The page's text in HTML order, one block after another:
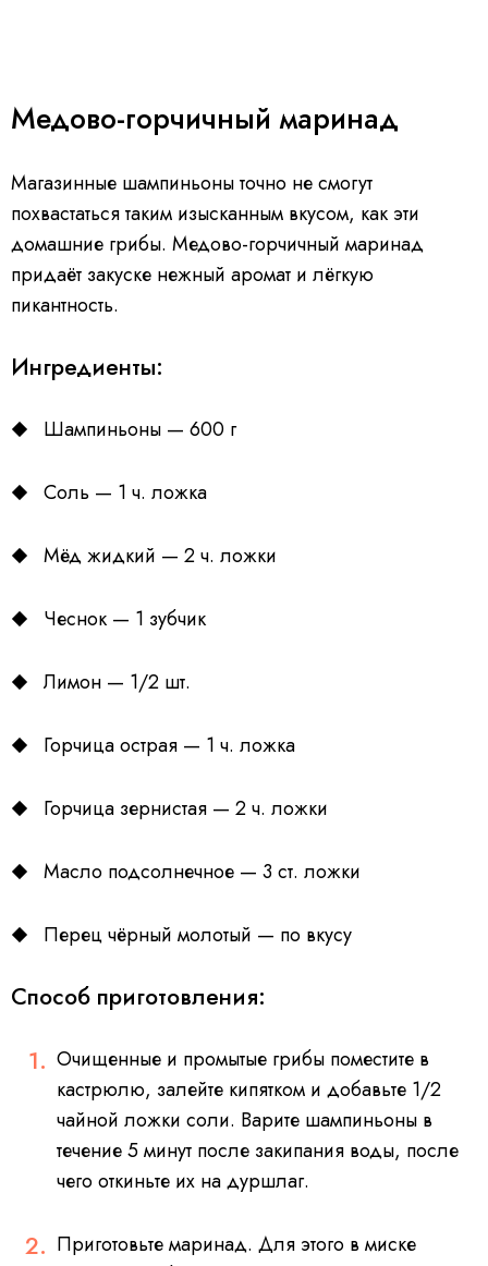
Медово-горчичный маринад
Магазинные шампиньоны точно не смогут
похвастаться таким изысканным вкусом, как эти
домашние грибы. Медово-горчичный маринад
придаёт закуске нежный аромат и лёгкую
пикантность.
Ингредиенты:
Шампиньоны — 600 г
Соль — 1 ч. ложка
Мёд жидкий — 2 ч. ложки
Чеснок — 1 зубчик
Лимон — 1/2 шт.
Горчица острая — 1 ч. ложка
Горчица зернистая — 2 ч. ложки
Масло подсолнечное — 3 ст. ложки
Перец чёрный молотый — по вкусу
Способ приготовления:
Очищенные и промытые грибы поместите в
кастрюлю, залейте кипятком и добавьте 1/2
чайной ложки соли. Варите шампиньоны в
течение 5 минут после закипания воды, после
чего откиньте их на дуршлаг.
Приготовьте маринад. Для этого в миске